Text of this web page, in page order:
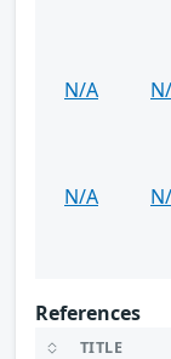
N/A
N/A
References
TITLE